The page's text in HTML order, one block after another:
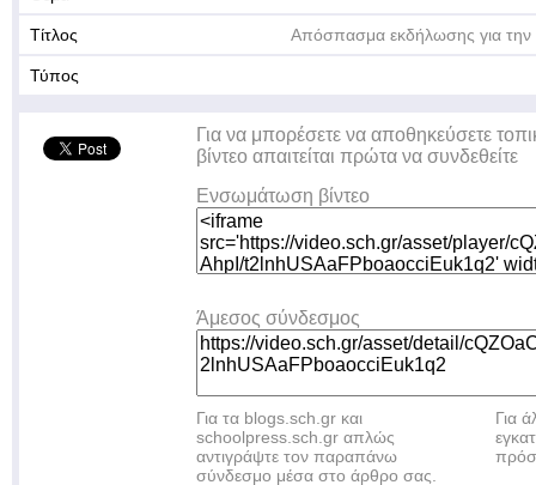
Τίτλος Απόσπασμα εκδήλωσης για
Τύπος
Για να μπορέσετε να αποθηκεύσετε
βίντεο απαιτείται πρώτα να συνδεθείτε
Ενσωμάτωση βίντεο
Άμεσος σύνδεσμος
Για τα blogs.sch.gr και
schoolpress.sch.gr απλώς
αντιγράψτε τον παραπάνω
σύνδεσμο μέσα στο άρθρο σας.
Για